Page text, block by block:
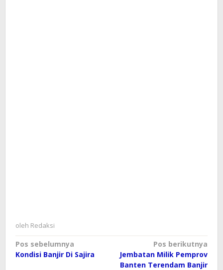
oleh Redaksi
Navigasi
pos
Pos sebelumnya
Kondisi Banjir Di Sajira
Pos berikutnya
Jembatan Milik Pemprov
Banten Terendam Banjir